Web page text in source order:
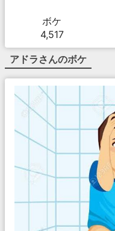
ボケ
4,517
アドラ さんのボケ